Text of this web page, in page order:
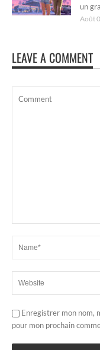
un
Août
LEAVE A COMMENT
Enregistrer mon nom,
pour mon prochain